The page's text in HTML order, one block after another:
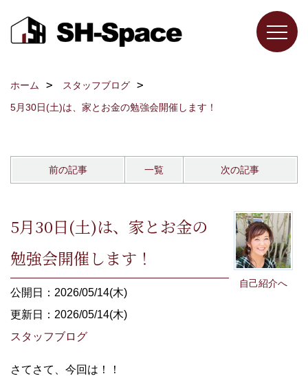
ホーム
スタッフブログ
5月30日(土)は、家とお金の勉強会開催します！
前の記事 一覧 次の記事
自己紹介へ
5月30日(土)は、家とお金の
勉強会開催します！
公開日：2026/05/14(木)
更新日：2026/05/14(木)
スタッフブログ
さてさて、今回は！！